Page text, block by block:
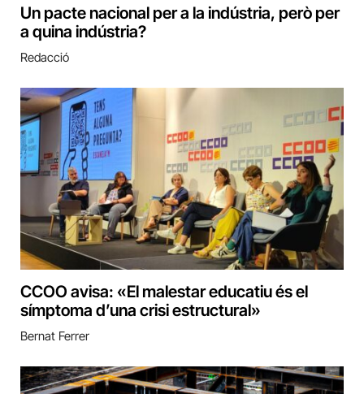
Un pacte nacional per a la indústria, però per
a quina indústria?
Redacció
CCOO avisa: «El malestar educatiu és el
símptoma d’una crisi estructural»
Bernat Ferrer